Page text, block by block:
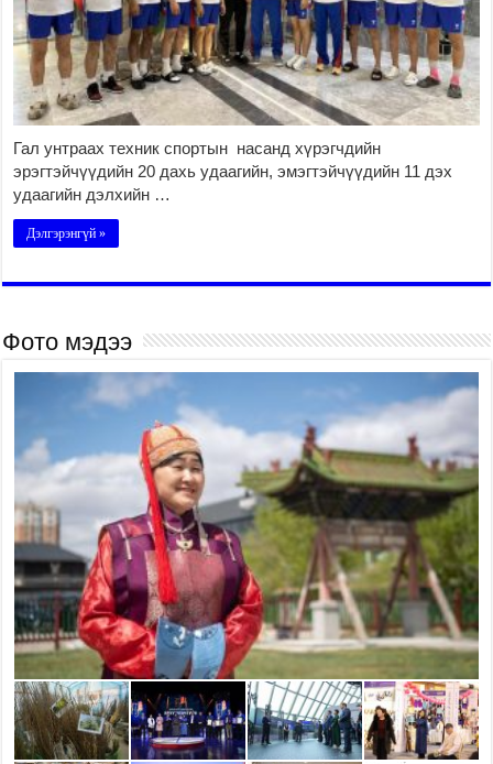
Гал унтраах техник спортын насанд хүрэгчдийн
эрэгтэйчүүдийн 20 дахь удаагийн, эмэгтэйчүүдийн 11 дэх
удаагийн дэлхийн …
Дэлгэрэнгүй »
Фото мэдээ